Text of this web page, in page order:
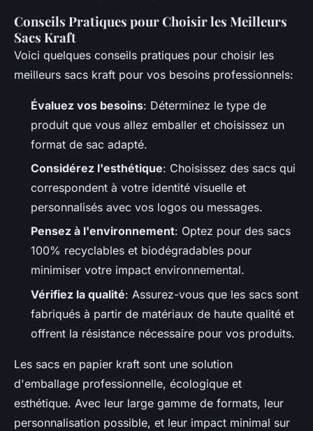
Conseils Pratiques pour Choisir les Meilleurs
Sacs Kraft
Voici quelques conseils pratiques pour choisir les
meilleurs sacs kraft pour vos besoins professionnels:
Évaluez vos besoins: Déterminez le type de
produit que vous allez emballer et choisissez un
format de sac adapté.
Considérez l'esthétique: Choisissez des sacs qui
correspondent à votre identité visuelle et
personnalisés avec vos logos ou messages.
Pensez à l'environnement: Optez pour des sacs
100% recyclables et biodégradables pour
minimiser votre impact environnemental.
Vérifiez la qualité: Assurez-vous que les sacs sont
fabriqués à partir de matériaux de haute qualité et
offrent la résistance nécessaire pour vos produits.
Les sacs en papier kraft sont une solution
d'emballage professionnelle, écologique et
esthétique. Avec leur large gamme de formats, leur
personnalisation possible, et leur impact minimal sur